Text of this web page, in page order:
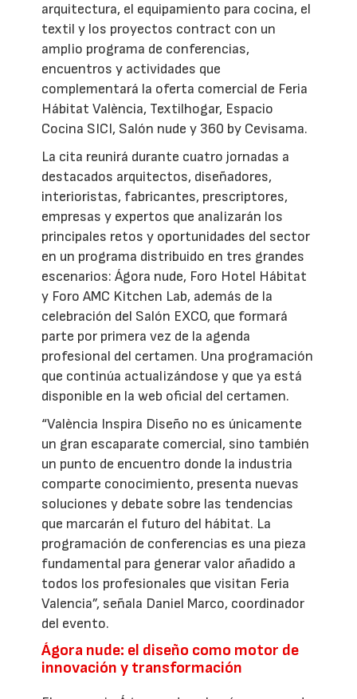
arquitectura, el equipamiento para cocina, el
textil y los proyectos contract con un
amplio programa de conferencias,
encuentros y actividades que
complementará la oferta comercial de Feria
Hábitat València, Textilhogar, Espacio
Cocina SICI, Salón nude y 360 by Cevisama.
La cita reunirá durante cuatro jornadas a
destacados arquitectos, diseñadores,
interioristas, fabricantes, prescriptores,
empresas y expertos que analizarán los
principales retos y oportunidades del sector
en un programa distribuido en tres grandes
escenarios: Ágora nude, Foro Hotel Hábitat
y Foro AMC Kitchen Lab, además de la
celebración del Salón EXCO, que formará
parte por primera vez de la agenda
profesional del certamen. Una programación
que continúa actualizándose y que ya está
disponible en la web oficial del certamen.
“València Inspira Diseño no es únicamente
un gran escaparate comercial, sino también
un punto de encuentro donde la industria
comparte conocimiento, presenta nuevas
soluciones y debate sobre las tendencias
que marcarán el futuro del hábitat. La
programación de conferencias es una pieza
fundamental para generar valor añadido a
todos los profesionales que visitan Feria
Valencia”, señala Daniel Marco, coordinador
del evento.
Ágora nude: el diseño como motor de
innovación y transformación